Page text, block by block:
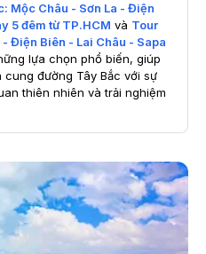
Mộc Châu - Sơn La - Điện
5 đêm từ TP.HCM và Tour
Điện Biên - Lai Châu - Sapa
lựa chọn phổ biến, giúp
đường Tây Bắc với sự
thiên nhiên và trải nghiệm